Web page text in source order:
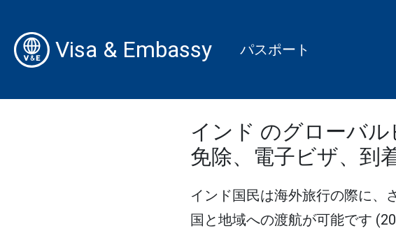
Visa & Embassy パスポート
インド のグローバ
免除、電子ビザ、到
インド国民は海外旅行の際に、
国と地域への渡航が可能です